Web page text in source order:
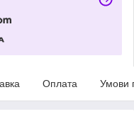
Оплата Умови